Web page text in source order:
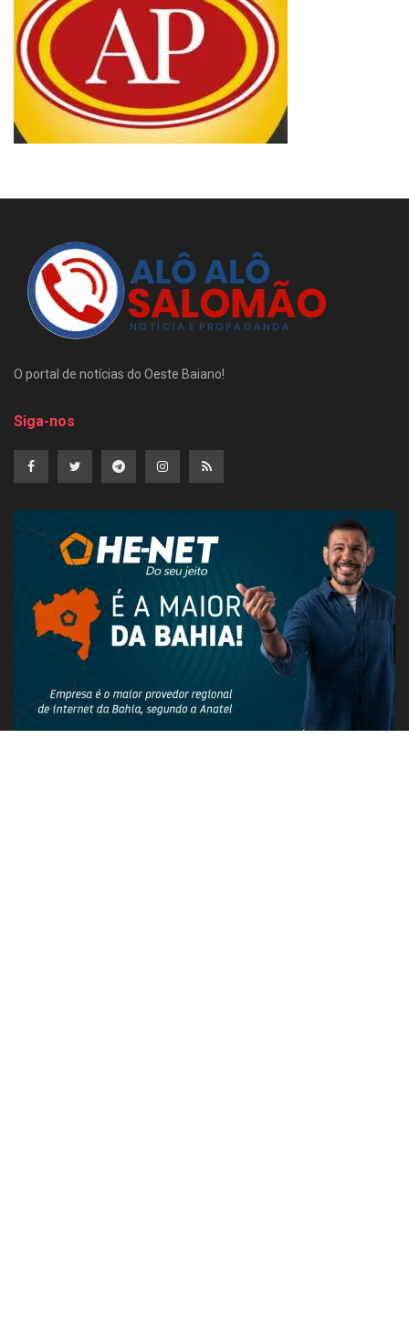
O portal de notícias do Oeste Baiano!
Siga-nos